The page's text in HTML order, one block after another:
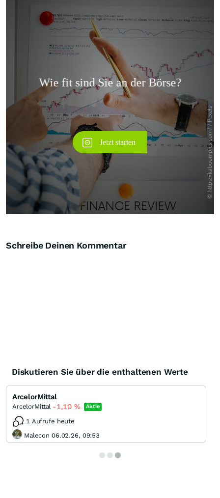
Überspringen
Schreibe Deinen Kommentar
Diskutieren Sie über die enthaltenen Werte
ArcelorMittal
ArcelorMittal -1,10 % Aktie
1 Aufrufe heute
Malecon 06.02.26, 09:53